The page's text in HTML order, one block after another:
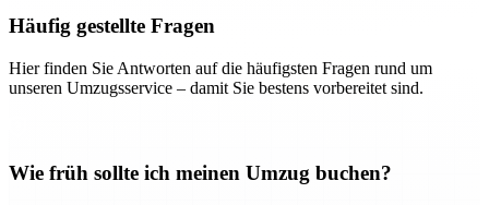
Häufig gestellte Fragen
Hier finden Sie Antworten auf die häufigsten Fragen rund um
unseren Umzugsservice – damit Sie bestens vorbereitet sind.
Wie früh sollte ich meinen Umzug buchen?